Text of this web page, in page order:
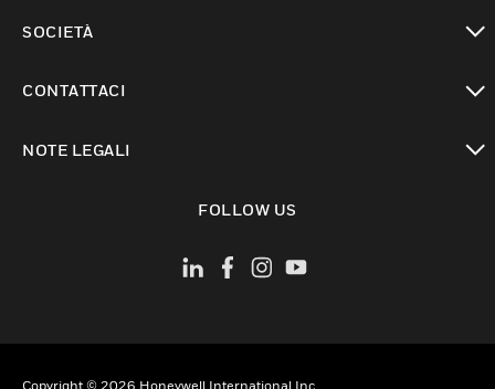
SOCIETÀ
CONTATTACI
NOTE LEGALI
FOLLOW US
Copyright © 2026 Honeywell International Inc.